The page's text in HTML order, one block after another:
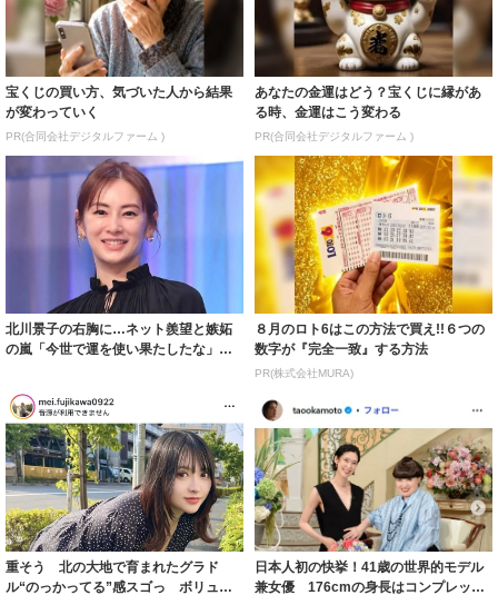
宝くじの買い方、気づいた人から結果
が変わっていく
PR(合同会社デジタルファーム )
あなたの金運はどう？宝くじに縁があ
る時、金運はこう変わる
PR(合同会社デジタルファーム )
北川景子の右胸に…ネット羨望と嫉妬
の嵐「今世で運を使い果たしたな」
８月のロト6はこの方法で買え!!６つの
数字が『完全一致』する方法
PR(株式会社MURA)
重そう 北の大地で育まれたグラド
ル“のっかってる”感スゴっ ボリュー
日本人初の快挙！41歳の世界的モデル
兼女優 176cmの身長はコンプレック